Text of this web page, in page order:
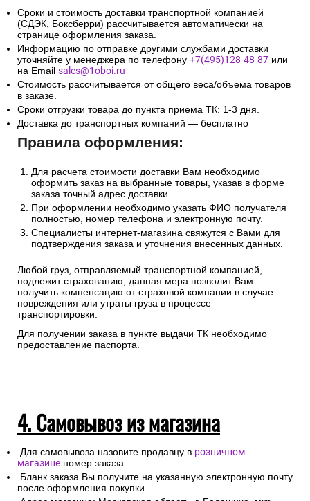
Сроки и стоимость доставки транспортной компанией
(СДЭК, Боксберри) рассчитывается автоматически на
странице оформления заказа.
Информацию по отправке другими службами доставки
уточняйте у менеджера по телефону +7(495)128-48-87 или
на Email sales@1oboi.ru
Стоимость рассчитывается от общего веса/объема товаров
в заказе.
Сроки отгрузки товара до пункта приема ТК: 1-3 дня.
Доставка до транспортных компаний — бесплатно
Правила оформления:
Для расчета стоимости доставки Вам необходимо
оформить заказ на выбранные товары, указав в форме
заказа точный адрес доставки.
При оформлении необходимо указать ФИО получателя
полностью, номер телефона и электронную почту.
Специалисты интернет-магазина свяжутся с Вами для
подтверждения заказа и уточнения внесенных данных.
Любой груз, отправляемый транспортной компанией,
подлежит страхованию, данная мера позволит Вам
получить компенсацию от страховой компании в случае
повреждения или утраты груза в процессе
транспортировки.
Для получении заказа в пункте выдачи ТК необходимо
предоставление паспорта.
4. Самовывоз из магазина
Для самовывоза назовите продавцу в розничном
магазине номер заказа
Бланк заказа Вы получите на указанную электронную почту
после оформления покупки.